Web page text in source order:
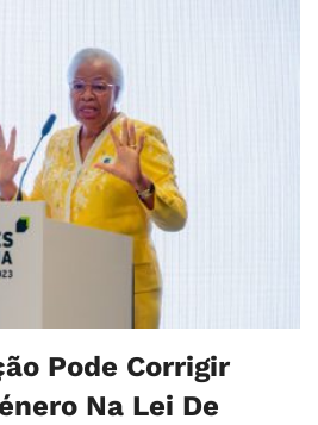
Pode Corrigir
Na Lei De